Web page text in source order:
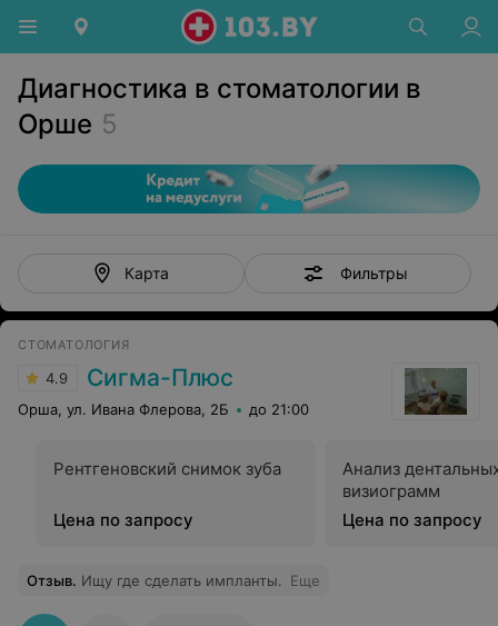
Диагностика в стоматологии в
Орше 5
Карта Фильтры
СТОМАТОЛОГИЯ
4.9 Сигма-Плюс
Орша, ул. Ивана Флерова, 2Б до 21:00
Рентгеновский снимок зуба
Цена по запросу
Анализ
визиограмм
Цена по запросу
Отзыв. Ищу где сделать импланты. Еще